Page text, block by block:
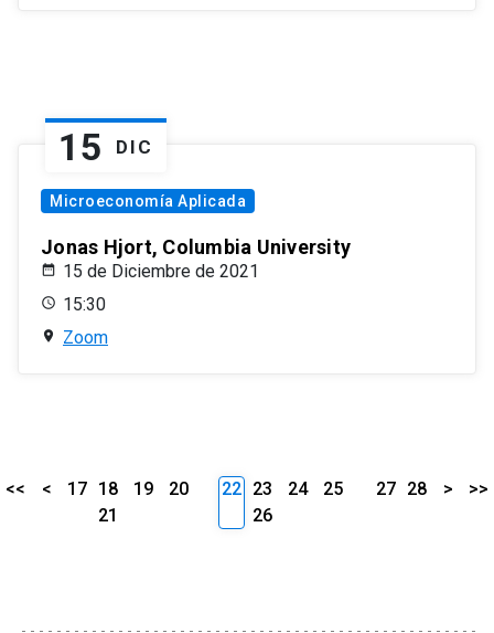
15 DIC
Microeconomía Aplicada
Jonas Hjort, Columbia University
15 de Diciembre de 2021
15:30
Zoom
<< < 17 18 19
20
21
22 23 24
25
26
27 28 > >>